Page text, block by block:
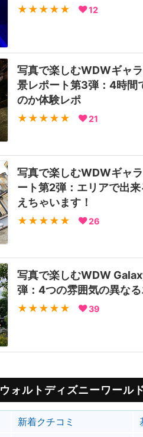
★★★★★ 12
写真で楽しむWDWギャ
景レポート第3弾：4時間
のか体験レポ
★★★★★ 21
写真で楽しむWDWギャ
ート第2弾：エリアで出
えちゃいます！
★★★★★ 26
写真で楽しむWDW
弾：4つの雰囲気の異なる
★★★★★ 39
ウォルトディズニーワール
新着クチコミ